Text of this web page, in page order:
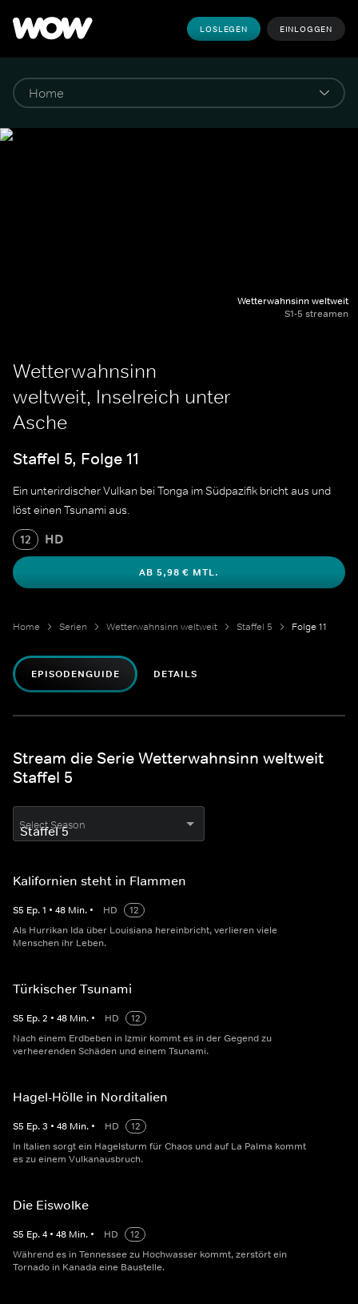
LOSLEGEN EINLOGGEN
Wetterwahnsinn weltweit
S1-5 streamen
Wetterwahnsinn
weltweit, Inselreich unter
Asche
Staffel 5, Folge 11
Ein unterirdischer Vulkan bei Tonga im Südpazifik bricht aus und
löst einen Tsunami aus.
12 HD
AB 5,98 € MTL.
Home Serien Wetterwahnsinn weltweit Staffel 5 Folge 11
EPISODENGUIDE DETAILS
Stream die Serie Wetterwahnsinn weltweit
Staffel 5
Select Season
Kalifornien steht in Flammen
S5 Ep.1 • 48 Min. • HD
12
Als Hurrikan Ida über Louisiana hereinbricht, verlieren viele
Menschen ihr Leben.
Türkischer Tsunami
S5 Ep.2 • 48 Min. • HD
12
Nach einem Erdbeben in Izmir kommt es in der Gegend zu
verheerenden Schäden und einem Tsunami.
Hagel-Hölle in Norditalien
S5 Ep.3 • 48 Min. • HD
12
In Italien sorgt ein Hagelsturm für Chaos und auf La Palma kommt
es zu einem Vulkanausbruch.
Die Eiswolke
S5 Ep.4 • 48 Min. • HD
12
Während es in Tennessee zu Hochwasser kommt, zerstört ein
Tornado in Kanada eine Baustelle.